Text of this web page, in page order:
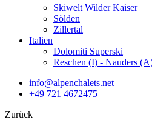
Skiwelt Wilder Kaiser
Sölden
Zillertal
Italien
Dolomiti Superski
Reschen (I) - Nauders
info@alpenchalets.net
+49 721 4672475
Zurück